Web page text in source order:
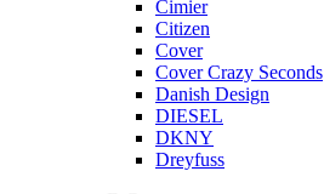
Cimier
Citizen
Cover
Cover Crazy Seconds
Danish Design
DIESEL
DKNY
Dreyfuss